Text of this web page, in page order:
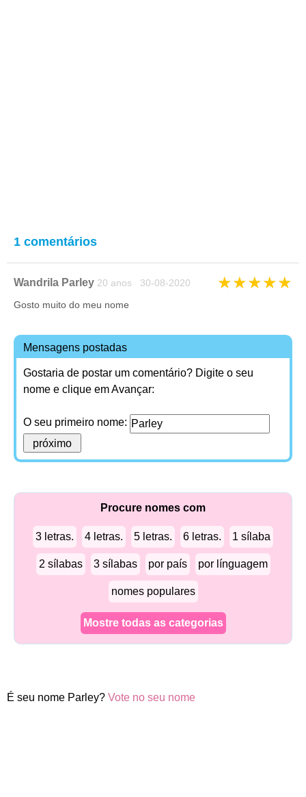
1 comentários
Wandrila Parley 20 anos 30-08-2020 ★★★★★
Gosto muito do meu nome
Mensagens postadas
Gostaria de postar um comentário? Digite o seu
nome e clique em Avançar:
O seu primeiro nome:
Procure nomes com
3 letras. 4 letras. 5 letras. 6 letras. 1 sílaba
2 sílabas 3 sílabas por país por línguagem
nomes populares
Mostre todas as categorias
É seu nome Parley? Vote no seu nome